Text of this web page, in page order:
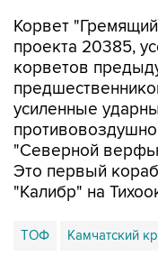
Корвет
проекта 20385,
корветов
усиленные
"Северной
Это первый
"Калибр" на
ТОФ Камчатский